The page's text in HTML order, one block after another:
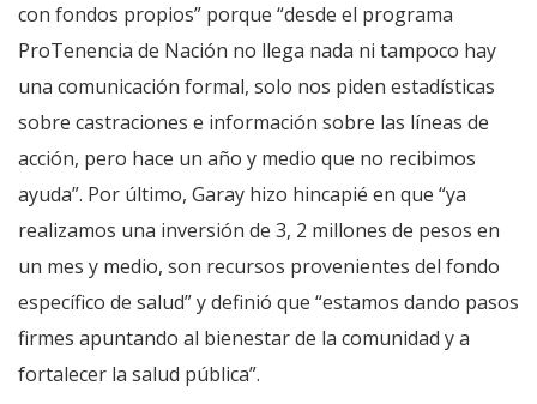
con fondos propios” porque “desde el programa
ProTenencia de Nación no llega nada ni tampoco hay
una comunicación formal, solo nos piden estadísticas
sobre castraciones e información sobre las líneas de
acción, pero hace un año y medio que no recibimos
ayuda”. Por último, Garay hizo hincapié en que “ya
realizamos una inversión de 3, 2 millones de pesos en
un mes y medio, son recursos provenientes del fondo
específico de salud” y definió que “estamos dando pasos
firmes apuntando al bienestar de la comunidad y a
fortalecer la salud pública”.